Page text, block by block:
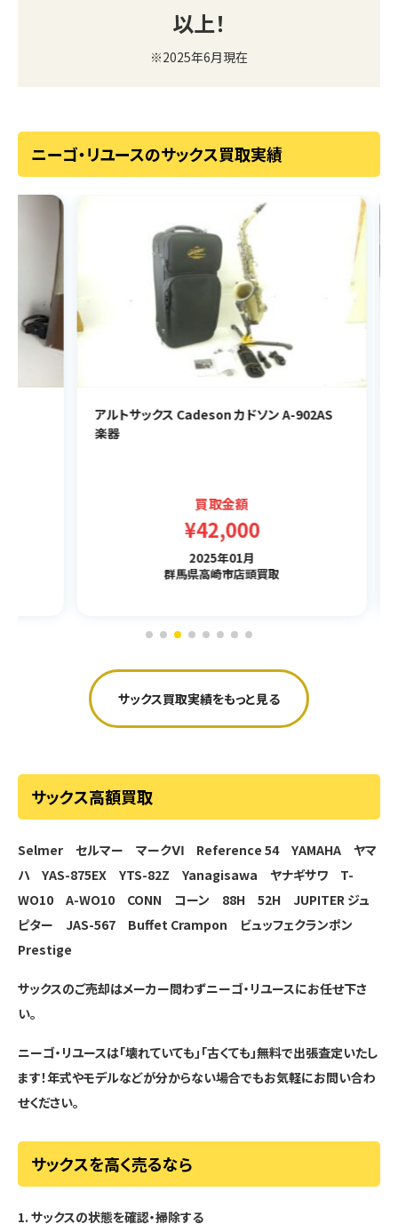
以上！
※2025年6月現在
ニーゴ・リユースのサックス買取実績
アルトサックス Cadeson カドソン A-902AS
楽器
買取金額
¥42,000
2025年01月
群馬県高崎市店頭買取
サックス買取実績をもっと見る
サックス高額買取
Selmer セルマー マークⅥ Reference 54 YAMAHA ヤマ
ハ YAS-875EX YTS-82Z Yanagisawa ヤナギサワ T-
WO10 A-WO10 CONN コーン 88H 52H JUPITER ジュ
ピター JAS-567 Buffet Crampon ビュッフェクランポン
Prestige
サックスのご売却はメーカー問わずニーゴ・リユースにお任せ下さ
い。
ニーゴ・リユースは「壊れていても」「古くても」無料で出張査定いたし
ます！年式やモデルなどが分からない場合でもお気軽にお問い合わ
せください。
サックスを高く売るなら
1. サックスの状態を確認・掃除する